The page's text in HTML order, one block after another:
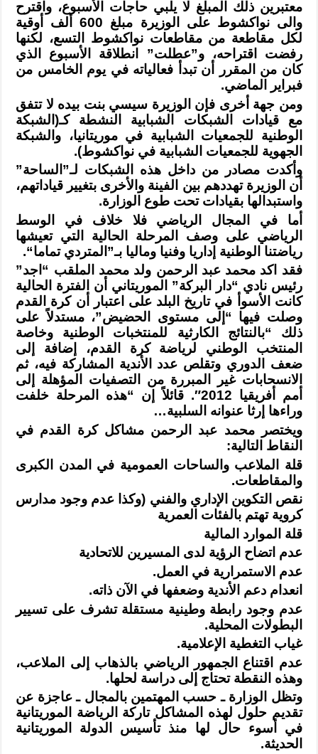
معتبرين ذلك المبلغ لا يلبي حاجات الأسبوع، واقترح
والى نواكشوط على الوزيرة مبلغ 600 ألف أوقية
لكل مقاطعة من مقاطعات نواكشوط التسع، لكنها
رفضت اقتراحه، و”عطلت” انطلاقة الأسبوع الذي
كان من
المقرر أن تبدأ فعالياته في يوم الخامس من
فبراير الماضي.
ومن جهة أخرى فإن الوزيرة سيسي بنت بيده لا تتفق
مع قيادات الشبكات الشبابية
النشطة كـ(الشبكة
الوطنية للجمعيات الشبابية في موريتانيا، والشبكة
الجهوية للجمعيات الشبابية في نواكشوط).
وأكدت مصادر من داخل هذه الشبكات لـ”الساحة”
أن الوزيرة تهددهم بين الفينة والأخرى بتغيير قياداتهم،
واستبدالها بقيادات تحت طوع الوزارة.
أما في المجال الرياضي فلا خلاف في الوسط
الرياضي على وصف المرحلة الحالية التي تعيشها
رياضتنا الوطنية إداريا وفنيا وماليا بـ”المتردي تماما“.
فقد اكد محمد عبد الرحمن ولد محمد الملقب “اجد”
رئيس نادي “دار البركة”
الموريتاني أن الفترة الحالية
كانت الأسوأ في تاريخ البلد على اعتبار أن كرة القدم
وصلت فيها “إلى مستوى الحضيض”، مستدلاً على
ذلك “بالنتائج الكارثية للمنتخبات
الوطنية وخاصة
المنتخب الوطني لرياضة كرة القدم، إضافة إلى
ضعف الدوري وتقلص عدد
الأندية المشاركة فيه، ثم
الانسحابات غير المبررة من التصفيات المؤهلة إلى
أمم
أفريقيا 2012″. قائلاً إن “هذه المرحلة خلفت
وراءها إرثا عنوانه السلبية…
ويختصر محمد عبد الرحمن مشاكل كرة القدم في
النقاط التالية:
قلة الملاعب والساحات العمومية في المدن الكبرى
والمقاطعات.
نقص التكوين الإداري والفني (وكذا عدم وجود مدارس
كروية تهتم بالفئات العمرية
قلة الموارد المالية
عدم اتضاح الرؤية لدى المسيرين للاتحادية
عدم الاستمرارية في العمل.
انعدام دعم الأندية وضعفها في الآن ذاته.
عدم وجود رابطة وطينية مستقلة تشرف على تسيير
البطولات المحلية.
غياب التغطية الإعلامية.
عدم اقتناع الجمهور الرياضي بالذهاب إلى الملاعب،
وهذه النقطة تحتاج إلى دراسة لحلها.
وتظل الوزارة ـ حسب المهتمين بالمجال ـ عاجزة عن
تقديم حلول لهذه المشاكل تاركة
الرياضة الموريتانية
في أسوء حال لها منذ تأسيس الدولة الموريتانية
الحديثة.